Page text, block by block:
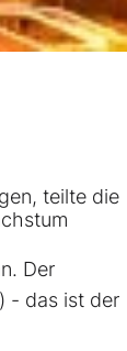
teilte die
Der
- das ist der